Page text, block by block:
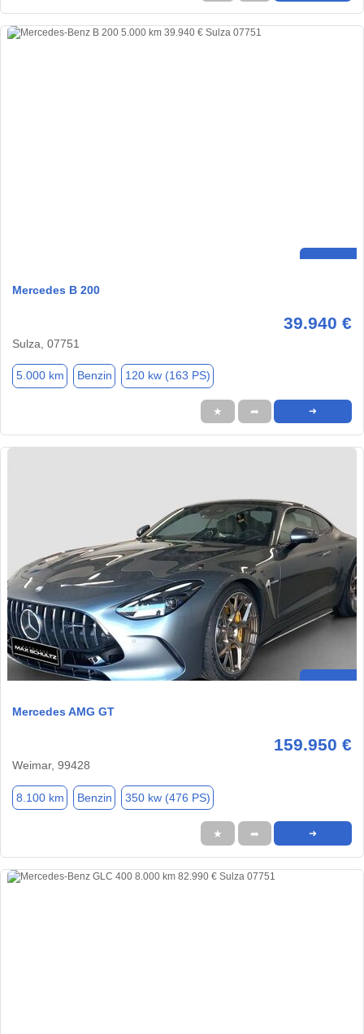
Mercedes B 200
39.940 €
Sulza, 07751
5.000 km Benzin 120 kw (163 PS)
★ ➦ ➜
Mercedes AMG GT
159.950 €
Weimar, 99428
8.100 km Benzin 350 kw (476 PS)
★ ➦ ➜